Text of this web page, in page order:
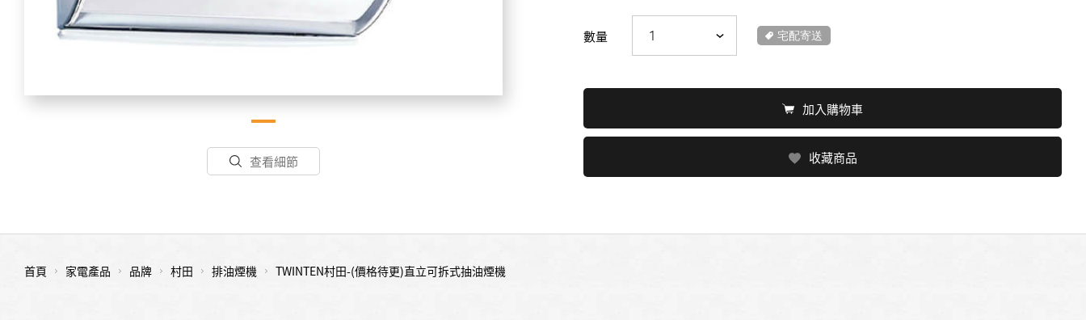
查看細節
數量 宅配寄送
加入購物車
收藏商品
首頁 家電產品 品牌 村田 排油煙機 TWINTEN村田-(價格待更)直立可拆式抽油煙機